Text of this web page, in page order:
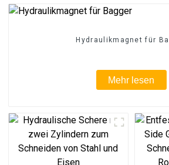
Hydraulikmagnet für
Mehr lesen